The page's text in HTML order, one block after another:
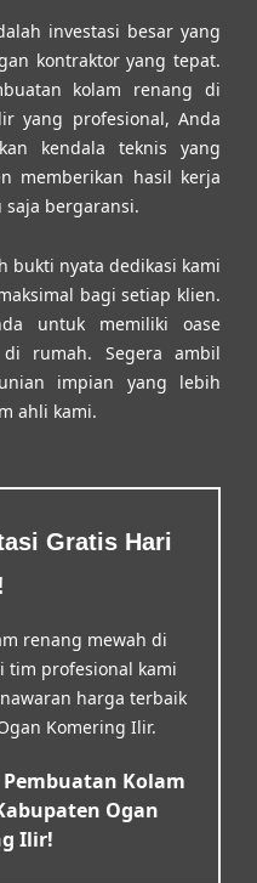
investasi besar yang
kontraktor yang tepat.
kolam renang di
yang profesional, Anda
kendala teknis yang
memberikan hasil kerja
bergaransi.
bukti nyata dedikasi kami
bagi setiap klien.
untuk memiliki oase
rumah. Segera ambil
impian yang lebih
ahli kami.
Gratis Hari
renang mewah di
tim profesional kami
harga terbaik
Komering Ilir.
Pembuatan Kolam
Ogan
Ilir!